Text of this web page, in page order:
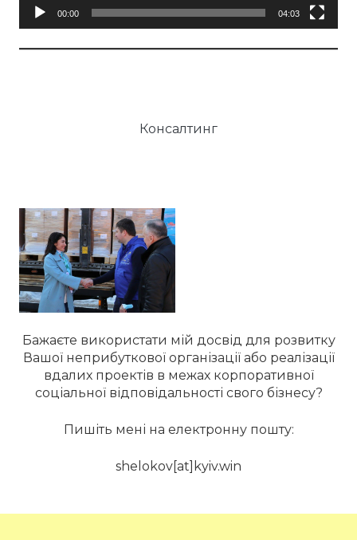
00:00 04:03
Консалтинг
Бажаєте використати мій досвід для розвитку
Вашої неприбуткової організації або реалізації
вдалих проектів в межах корпоративної
соціальної відповідальності свого бізнесу?
Пишіть мені на електронну пошту:
shelokov[at]kyiv.win